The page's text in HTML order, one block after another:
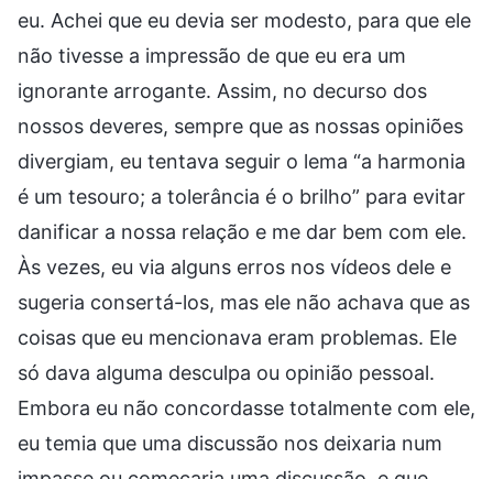
eu. Achei que eu devia ser modesto, para que ele
não tivesse a impressão de que eu era um
ignorante arrogante. Assim, no decurso dos
nossos deveres, sempre que as nossas opiniões
divergiam, eu tentava seguir o lema “a harmonia
é um tesouro; a tolerância é o brilho” para evitar
danificar a nossa relação e me dar bem com ele.
Às vezes, eu via alguns erros nos vídeos dele e
sugeria consertá-los, mas ele não achava que as
coisas que eu mencionava eram problemas. Ele
só dava alguma desculpa ou opinião pessoal.
Embora eu não concordasse totalmente com ele,
eu temia que uma discussão nos deixaria num